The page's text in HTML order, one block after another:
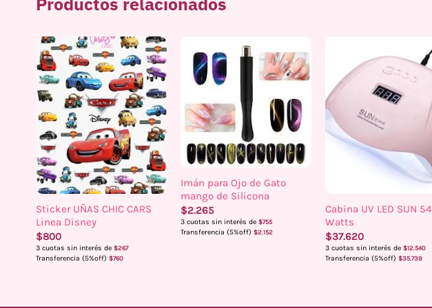
Sticker UÑAS CHIC CARS
Linea Disney
$800
3 cuotas sin interés de $267
Transferencia (5%off) $760
Imán para Ojo de Gato
mango de Silicona
$2.265
3 cuotas sin interés de $755
Transferencia (5%off) $2.152
Cabina UV LED SUN 54
Watts
$37.620
3 cuotas sin interés de $12.540
Transferencia (5%off) $35.739